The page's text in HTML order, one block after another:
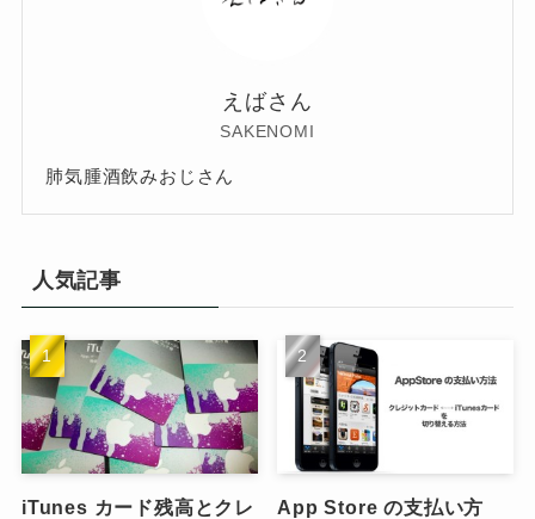
えばさん
SAKENOMI
肺気腫酒飲みおじさん
人気記事
iTunes カード残高とクレ
App Store の支払い方